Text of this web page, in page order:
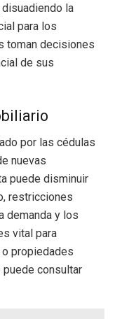
la
para los
toman decisiones
de sus
por las cédulas
nuevas
puede disminuir
restricciones
demanda y los
vital para
propiedades
consultar